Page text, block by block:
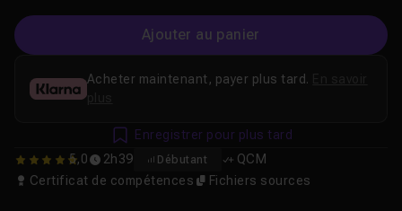
Ajouter au panier
5 5,0 2h39 Débutant
QCM
Certificat de compétences
Fichiers sources
Acheter maintenant, payer plus tard.
plus
Enregistrer pour plus tard